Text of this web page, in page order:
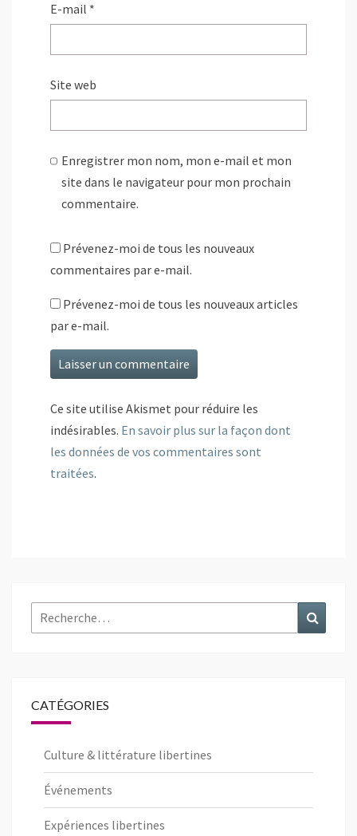
E-mail *
Site web
Enregistrer mon nom, mon e-mail et mon
site dans le navigateur pour mon prochain
commentaire.
Prévenez-moi de tous les nouveaux
commentaires par e-mail.
Prévenez-moi de tous les nouveaux articles
par e-mail.
Ce site utilise Akismet pour réduire les
indésirables. En savoir plus sur la façon dont
les données de vos commentaires sont
traitées.
Rechercher :
CATÉGORIES
Culture & littérature libertines
Événements
Expériences libertines